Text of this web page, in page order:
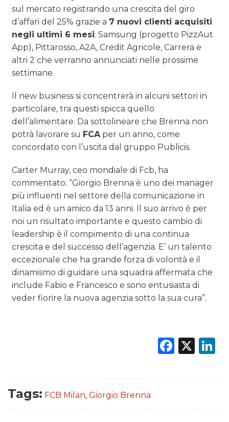
sul mercato registrando una crescita del giro
d’affari del 25% grazie a 7 nuovi clienti acquisiti
negli ultimi 6 mesi: Samsung (progetto PizzAut
App), Pittarosso, A2A, Credit Agricole, Carrera e
altri 2 che verranno annunciati nelle prossime
settimane.
Il new business si concentrerà in alcuni settori in
particolare, tra questi spicca quello
dell’alimentare. Da sottolineare che Brenna non
potrà lavorare su FCAper un anno, come
concordato con l’uscita dal gruppo Publicis.
Carter Murray, ceo mondiale di Fcb, ha
commentato: “Giorgio Brenna è uno dei manager
più influenti nel settore della comunicazione in
Italia ed è un amico da 13 anni. Il suo arrivo è per
noi un risultato importante e questo cambio di
leadership è il compimento di una continua
crescita e del successo dell’agenzia. E’ un talento
eccezionale che ha grande forza di volontà e il
dinamismo di guidare una squadra affermata che
include Fabio e Francesco e sono entusiasta di
veder fiorire la nuova agenzia sotto la sua cura”.
X
Tags: FCB Milan, Giorgio Brenna